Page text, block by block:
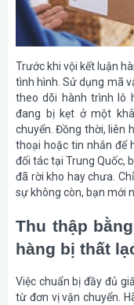
Trước khi vội kết luận
tình hình. Sử dụng mã
theo dõi hành trình lô
đang bị kẹt ở một
chuyển. Đồng thời, liên
thoại hoặc tin nhắn để
đối tác tại Trung Quốc,
đã rời kho hay chưa.
sự không còn, bạn mới
Thu thập
hàng bị thất
Việc chuẩn bị đầy đủ
từ đơn vị vận chuyển.